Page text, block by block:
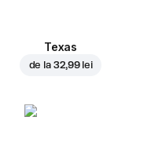
Texas
de la 32,99 lei